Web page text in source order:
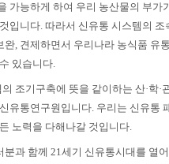
가능하게 하여 우리 농산물의 부가
입니다. 따라서 신유통 시스템의 조
완, 견제하면서 우리나라 농식품 유
있습니다.
조기구축에 뜻을 같이하는 산·학·
유통연구원입니다. 우리는 신유통
노력을 다해나갈 것입니다.
분과 함께 21세기 신유통시대를 열